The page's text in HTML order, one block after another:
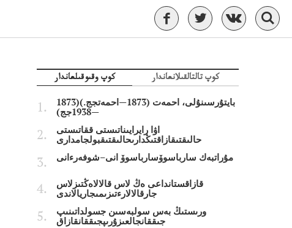
كوپ وقىوقىلعاندار كوپ تالتالقىلانعاندار
بايتۇرسىنۇلى، احمەت (1873—احمەتجج.)(1873
—1938جج)
اۋا رايرايىناتىستى ققاتىستى
حالىقتىقازاقتىڭدارىحالىقتىقبولجامدارى
مۇراتبەك سارباسوۆسارباسوۆ انى–شوفەرءانى
قازاقستانداعى ەڭ لاس قالالاەڭتىزلاس
جارقالالارءتىزىمىجاريالاندى
ورىستىڭ بەس سولبەسىن جسولداتىنىپ
جىققانجالعىزۇرىپجىققانقازاق